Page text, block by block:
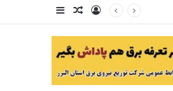
ورود مقاله تصادفی